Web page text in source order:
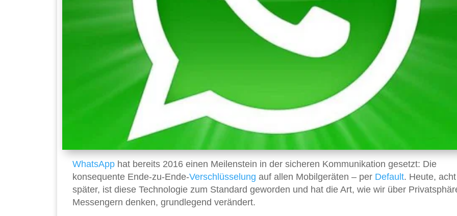
WhatsApp hat bereits 2016 einen Meilenstein in der sicheren Kommunikation gesetzt: Die
konsequente Ende-zu-Ende-Verschlüsselung auf allen Mobilgeräten – per Default. Heute,
später, ist diese Technologie zum Standard geworden und hat die Art, wie wir über
Messengern denken, grundlegend verändert.